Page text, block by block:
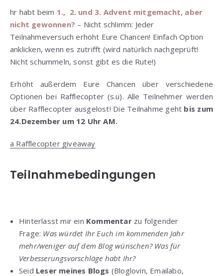
hr habt beim 1., 2. und 3. Advent mitgemacht, aber
nicht gewonnen? – Nicht schlimm: Jeder
Teilnahmeversuch erhöht Eure Chancen! Einfach Option
anklicken, wenn es zutrifft (wird natürlich nachgeprüft!
Nicht schummeln, sonst gibt es die Rute!)
Erhöht außerdem Eure Chancen über verschiedene
Optionen bei Rafflecopter (s.u). Alle Teilnehmer werden
über Rafflecopter ausgelost! Die Teilnahme geht bis zum
24.Dezember um 12 Uhr AM.
a Rafflecopter giveaway
Teilnahmebedingungen
Hinterlasst mir ein Kommentarzu folgender
Frage: Was würdet Ihr Euch im kommenden Jahr
mehr/weniger auf dem Blog wünschen? Was für
Verbesserungsvorschläge habt Ihr?
Seid Leser meines Blogs (Bloglovin, Emailabo,